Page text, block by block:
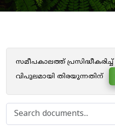
സമീപകാലത്ത് പ്രസിദ്ധീകരിച്ച്
വിപുലമായി തിരയുന്നതിന്